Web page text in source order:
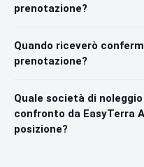
prenotazione?
Quando riceverò
prenotazione?
Quale società di
confronto da EasyTerra
posizione?